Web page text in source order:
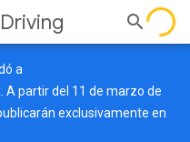
a
. A partir del 11 de marzo de
exclusivamente en